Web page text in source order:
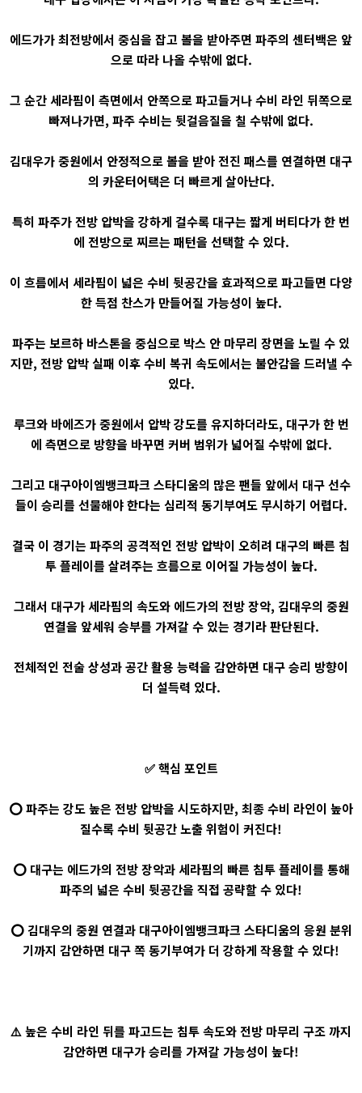
에드가가 최전방에서 중심을 잡고 볼을 받아주면 파주의 센터백은 앞
으로 따라 나올 수밖에 없다.
그 순간 세라핌이 측면에서 안쪽으로 파고들거나 수비 라인 뒤쪽으로
빠져나가면, 파주 수비는 뒷걸음질을 칠 수밖에 없다.
김대우가 중원에서 안정적으로 볼을 받아 전진 패스를 연결하면 대구
의 카운터어택은 더 빠르게 살아난다.
특히 파주가 전방 압박을 강하게 걸수록 대구는 짧게 버티다가 한 번
에 전방으로 찌르는 패턴을 선택할 수 있다.
이 흐름에서 세라핌이 넓은 수비 뒷공간을 효과적으로 파고들면 다양
한 득점 찬스가 만들어질 가능성이 높다.
파주는 보르하 바스톤을 중심으로 박스 안 마무리 장면을 노릴 수 있
지만, 전방 압박 실패 이후 수비 복귀 속도에서는 불안감을 드러낼 수
있다.
루크와 바에즈가 중원에서 압박 강도를 유지하더라도, 대구가 한 번
에 측면으로 방향을 바꾸면 커버 범위가 넓어질 수밖에 없다.
그리고 대구아이엠뱅크파크 스타디움의 많은 팬들 앞에서 대구 선수
들이 승리를 선물해야 한다는 심리적 동기부여도 무시하기 어렵다.
결국 이 경기는 파주의 공격적인 전방 압박이 오히려 대구의 빠른 침
투 플레이를 살려주는 흐름으로 이어질 가능성이 높다.
그래서 대구가 세라핌의 속도와 에드가의 전방 장악, 김대우의 중원
연결을 앞세워 승부를 가져갈 수 있는 경기라 판단된다.
전체적인 전술 상성과 공간 활용 능력을 감안하면 대구 승리 방향이
더 설득력 있다.
✅ 핵심 포인트
⭕ 파주는 강도 높은 전방 압박을 시도하지만, 최종 수비 라인이 높아
질수록 수비 뒷공간 노출 위험이 커진다!
⭕ 대구는 에드가의 전방 장악과 세라핌의 빠른 침투 플레이를 통해
파주의 넓은 수비 뒷공간을 직접 공략할 수 있다!
⭕ 김대우의 중원 연결과 대구아이엠뱅크파크 스타디움의 응원 분위
기까지 감안하면 대구 쪽 동기부여가 더 강하게 작용할 수 있다!
⚠️ 높은 수비 라인 뒤를 파고드는 침투 속도와 전방 마무리 구조 까지
감안하면 대구가 승리를 가져갈 가능성이 높다!